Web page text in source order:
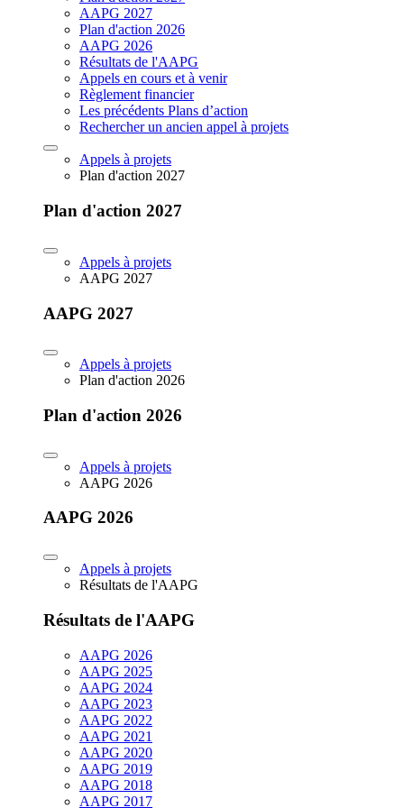
AAPG 2027
Plan d'action 2026
AAPG 2026
Résultats de l'AAPG
Appels en cours et à venir
Règlement financier
Les précédents Plans d’action
Rechercher un ancien appel à projets
Appels à projets
Plan d'action 2027
Plan d'action 2027
Appels à projets
AAPG 2027
AAPG 2027
Appels à projets
Plan d'action 2026
Plan d'action 2026
Appels à projets
AAPG 2026
AAPG 2026
Appels à projets
Résultats de l'AAPG
Résultats de l'AAPG
AAPG 2026
AAPG 2025
AAPG 2024
AAPG 2023
AAPG 2022
AAPG 2021
AAPG 2020
AAPG 2019
AAPG 2018
AAPG 2017